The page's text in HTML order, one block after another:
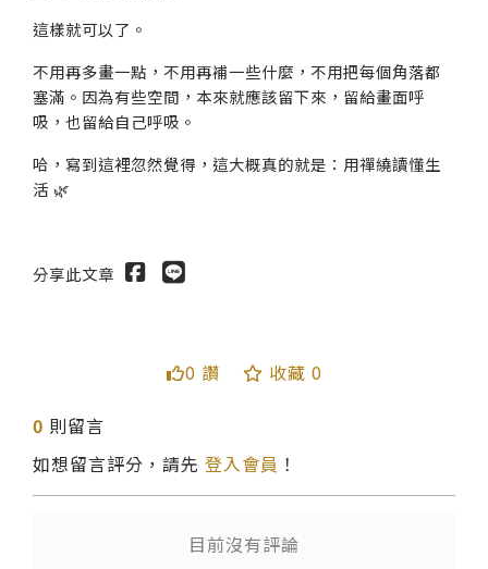
這樣就可以了。
不用再多畫一點，不用再補一些什麼，不用把每個角落都
塞滿。因為有些空間，本來就應該留下來，留給畫面呼
吸，也留給自己呼吸。
哈，寫到這裡忽然覺得，這大概真的就是：用禪繞讀懂生
活 🌿
分享此文章
0 讚 收藏 0
0 則留言
如想留言評分，請先 登入會員 ！
目前沒有評論